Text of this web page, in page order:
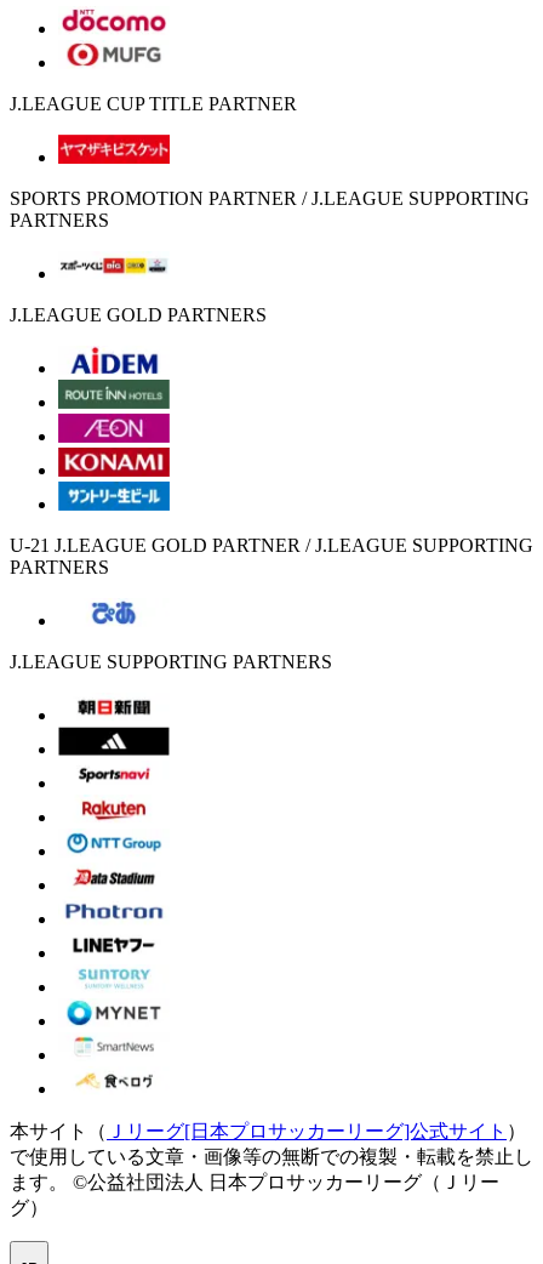
J.LEAGUE CUP TITLE PARTNER
SPORTS PROMOTION PARTNER / J.LEAGUE SUPPORTING
PARTNERS
J.LEAGUE GOLD PARTNERS
U-21 J.LEAGUE GOLD PARTNER / J.LEAGUE SUPPORTING
PARTNERS
J.LEAGUE SUPPORTING PARTNERS
本サイト（ Ｊリーグ[日本プロサッカーリーグ]公式サイト ）
で使用している文章・画像等の無断での複製・転載を禁止し
ます。
©公益社団法人 日本プロサッカーリーグ（Ｊリー
グ）